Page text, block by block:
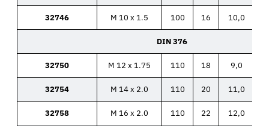
32746 M 10 x 1.5 100 16 10,0
DIN 376
32750 M 12 x 1.75 110 18 9,0
32754 M 14 x 2.0 110 20 11,0
32758 M 16 x 2.0 110 22 12,0